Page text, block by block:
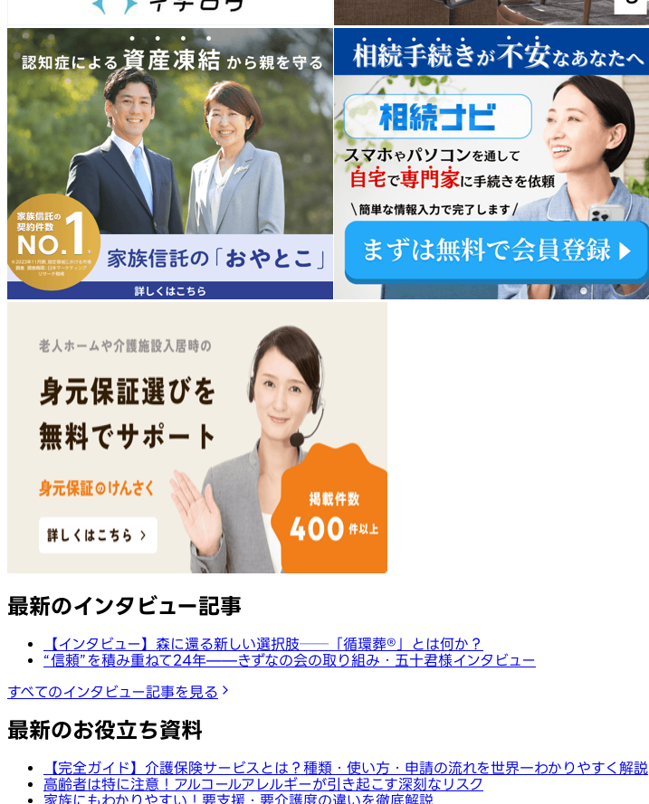
最新のインタビュー記事
【インタビュー】森に還る新しい選択肢──「循環葬®︎」とは何か？
“信頼”を積み重ねて24年——きずなの会の取り組み・五十君様インタビュー
すべてのインタビュー記事を見る
最新のお役立ち資料
【完全ガイド】介護保険サービスとは？種類・使い方・申請の流れを世界一わかりやすく解説
高齢者は特に注意！アルコールアレルギーが引き起こす深刻なリスク
家族にもわかりやすい！要支援・要介護度の違いを徹底解説